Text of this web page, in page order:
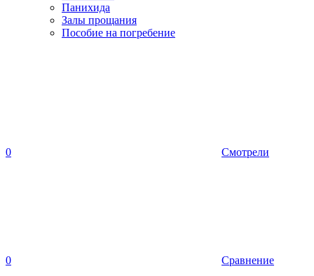
Панихида
Залы прощания
Пособие на погребение
0 Смотрели
0 Сравнение